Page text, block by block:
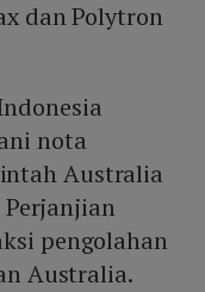
dan Polytron
nota
Australia
Perjanjian
pengolahan
Australia.